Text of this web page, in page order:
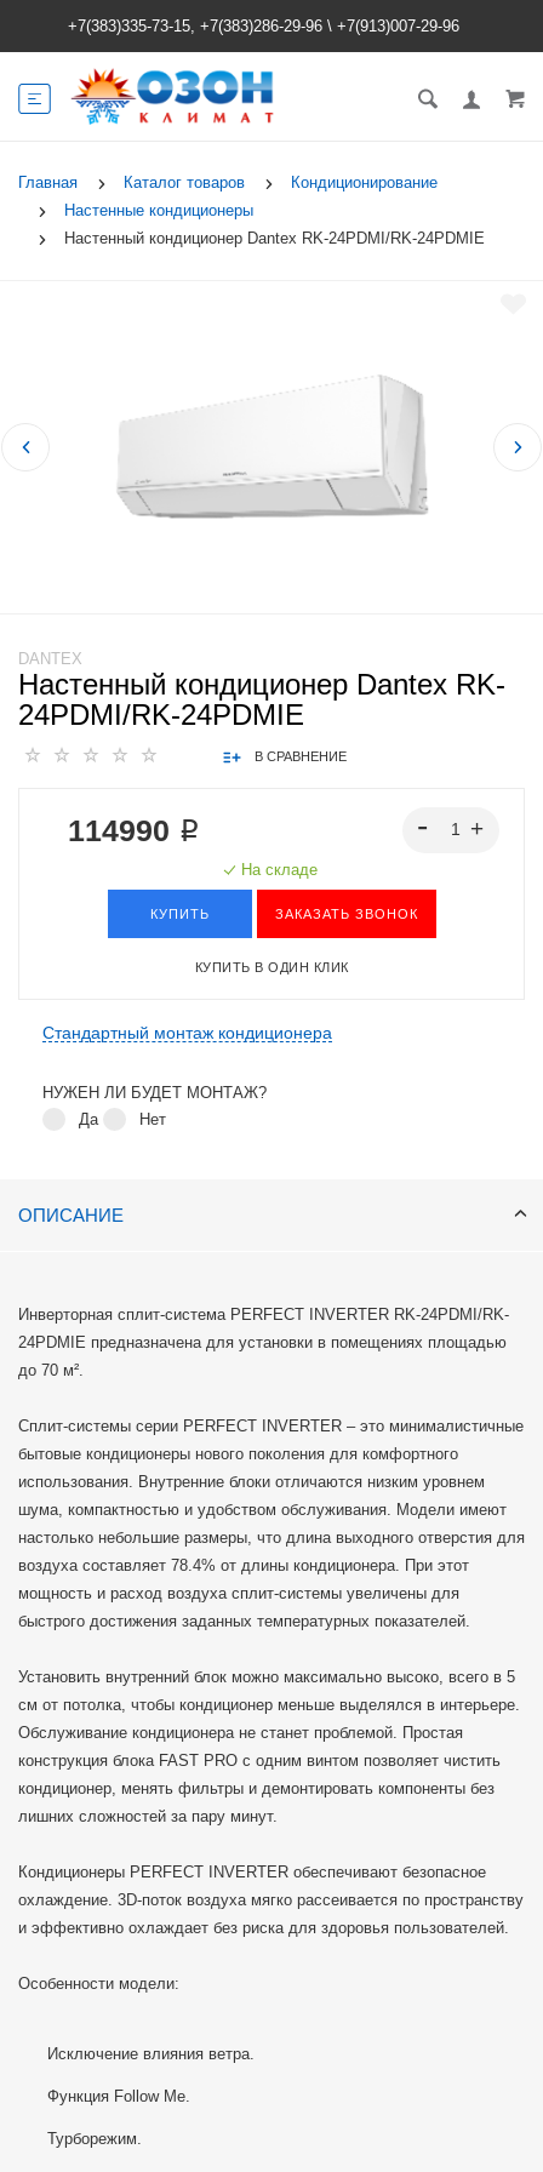
+7(383)335-73-15, +7(383)286-29-96 \ +7(913)007-29-96
Главная Каталог товаров
Кондиционирование
Настенные кондиционеры
Настенный кондиционер Dantex RK-24PDMI/RK-24PDMIE
DANTEX
Настенный кондиционер Dantex RK-
24PDMI/RK-24PDMIE
В СРАВНЕНИЕ
114990 ₽
На складе
КУПИТЬ ЗАКАЗАТЬ ЗВОНОК
КУПИТЬ В ОДИН КЛИК
Стандартный монтаж кондиционера
НУЖЕН ЛИ БУДЕТ МОНТАЖ?
Да
Нет
ОПИСАНИЕ
Инверторная сплит-система PERFECT INVERTER RK-24PDMI/RK-
24PDMIE предназначена для установки в помещениях площадью
до 70 м².
Сплит-системы серии PERFECT INVERTER – это минималистичные
бытовые кондиционеры нового поколения для комфортного
использования. Внутренние блоки отличаются низким уровнем
шума, компактностью и удобством обслуживания. Модели имеют
настолько небольшие размеры, что длина выходного отверстия для
воздуха составляет 78.4% от длины кондиционера. При этот
мощность и расход воздуха сплит-системы увеличены для
быстрого достижения заданных температурных показателей.
Установить внутренний блок можно максимально высоко, всего в 5
см от потолка, чтобы кондиционер меньше выделялся в интерьере.
Обслуживание кондиционера не станет проблемой. Простая
конструкция блока FAST PRO с одним винтом позволяет чистить
кондиционер, менять фильтры и демонтировать компоненты без
лишних сложностей за пару минут.
Кондиционеры PERFECT INVERTER обеспечивают безопасное
охлаждение. 3D-поток воздуха мягко рассеивается по пространству
и эффективно охлаждает без риска для здоровья пользователей.
Особенности модели:
Исключение влияния ветра.
Функция Follow Me.
Турборежим.